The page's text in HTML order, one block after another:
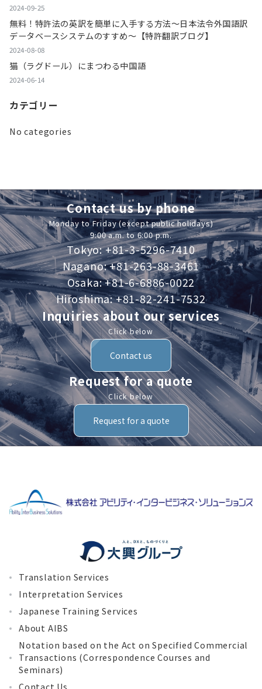
2024-09-25
無料！特許法の英訳を簡単に入手する方法～日本法令外国語訳
データベースシステムのすすめ～【特許翻訳ブログ】
2024-08-08
猫（ラグドール）にまつわる中国語
2024-06-14
カテゴリー
No categories
Contact us by phone
Monday to Friday (except public holidays)
9:00 a.m. to 6:00 p.m.
Tokyo: +81-3-5296-7410
Nagano: +81-263-88-3461
Osaka: +81-6-6886-0022
Hiroshima: +81-82-241-7532
Inquiries about our services
Click below
Contact us
Request for a quote
Click below
Request for a quote
Translation Services
Interpretation Services
Japanese Training Services
About AIBS
Notation based on the Act on Specified Commercial
Transactions (Correspondence Courses and
Seminars)
Contact Us